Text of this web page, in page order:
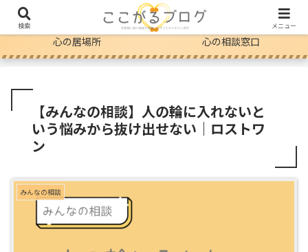
心の居場所
心の相談窓口
【みんなの相談】人の輪に入れないと
いう悩みから抜け出せない｜ロストワ
ン
みんなの相談
検索 メニュー